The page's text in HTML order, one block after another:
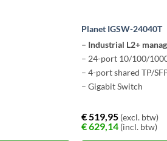
Planet IGSW-24040T
– Industrial L2+
– 24-port 10/100/
– 4-port shared TP/
– Gigabit Switch
€519,95 (excl. btw)
€629,14 (incl. btw)